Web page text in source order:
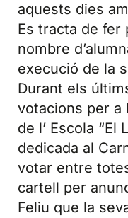
aquests dies
Es tracta de fer
nombre
execució de la
Durant els
votacions per a
de l’ Escola “El
dedicada al
votar entre
cartell per
Feliu que la